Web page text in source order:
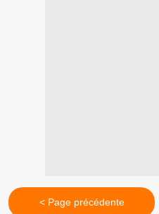
< Page précédente